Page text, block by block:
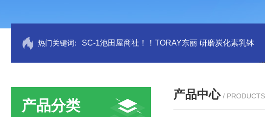
热门关键词: SC-1池田屋商社！！TORAY东丽 研磨炭化素乳钵
产品分类
产品中心 / PRODUCTS